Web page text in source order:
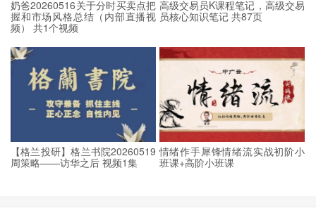
奶爸20260516关于分时买卖点把
握和市场风格总结（内部直播视
频） 共1个视频
高级交易员K课程笔记，高级交易
员核心知识笔记 共87页
【格兰投研】格兰书院20260519
周策略——访华之后 视频1集
情绪作手犀锋情绪流实战初阶小
班课+高阶小班课